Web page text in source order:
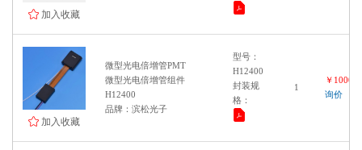
加入收藏
加入收藏
微型光电倍增管PMT
微型光电倍增管组件
H12400
品牌：滨松光子
型号：
H12400
封装规
格：
1
￥
询价